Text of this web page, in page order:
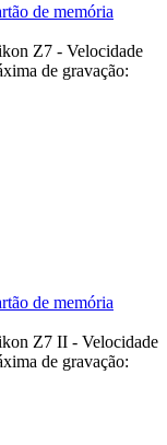
de memória
Z7 - Velocidade
de gravação:
de memória
Z7 II - Velocidade
de gravação: